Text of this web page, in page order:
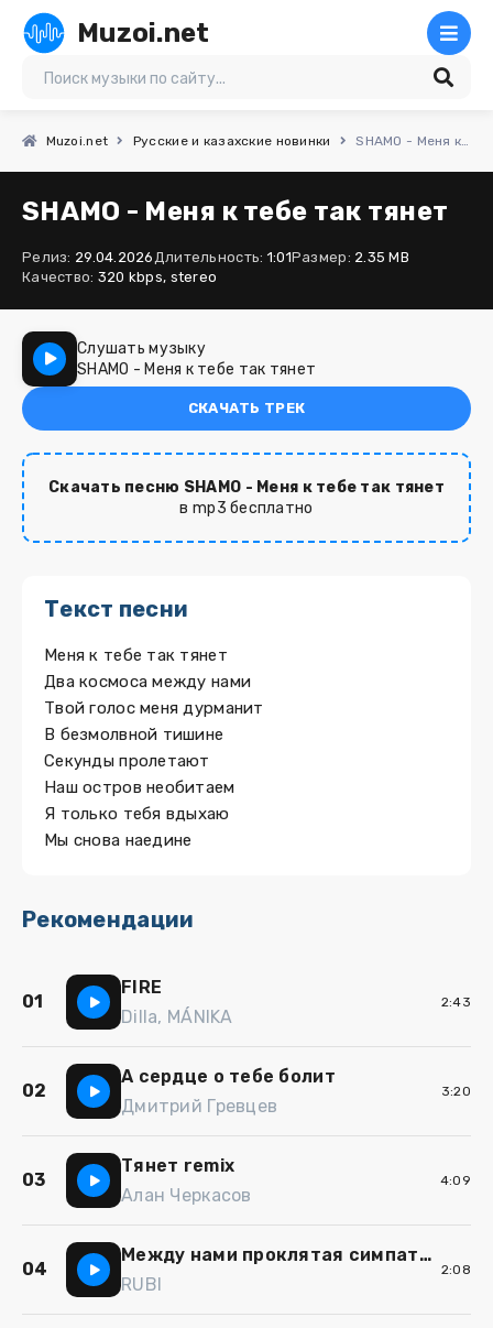
Muzoi.net
Muzoi.net Русские и казахские новинки SHAMO - Меня к тебе так тянет
SHAMO - Меня к тебе так тянет
Релиз: 29.04.2026Длительность: 1:01Размер: 2.35 MB
Качество: 320 kbps, stereo
Слушать музыку
SHAMO - Меня к тебе так тянет
СКАЧАТЬ ТРЕК
Скачать песню SHAMO - Меня к тебе так тянет
в mp3 бесплатно
Текст песни
Меня к тебе так тянет
Два космоса между нами
Твой голос меня дурманит
В безмолвной тишине
Секунды пролетают
Наш остров необитаем
Я только тебя вдыхаю
Мы снова наедине
Рекомендации
01
FIRE
Dilla, MÁNIKA
2:43
02
А сердце о тебе болит
Дмитрий Гревцев
3:20
03
Тянет remix
Алан Черкасов
4:09
04
Между нами проклятая симпатия
RUBI
2:08